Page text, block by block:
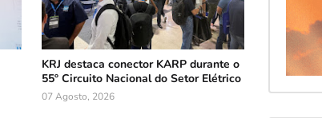
KRJ destaca conector KARP durante o
55º Circuito Nacional do Setor Elétrico
07 Agosto, 2026